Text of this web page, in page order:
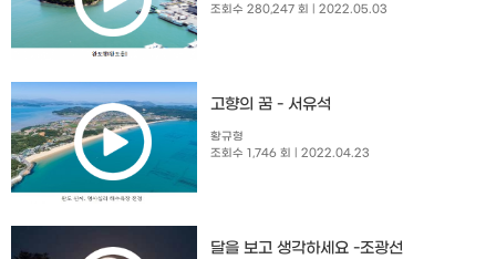
조회수 280,247 회
| 2022.05.03
고향의 꿈 - 서유석
황규형
조회수 1,746 회
| 2022.04.23
달을 보고 생각하세요 -조광선